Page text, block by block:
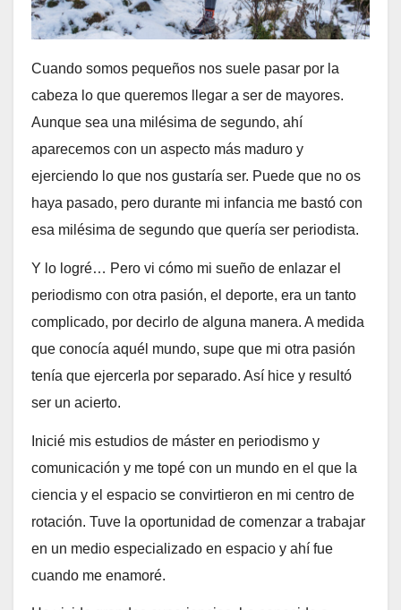
Cuando somos pequeños nos suele pasar por la
cabeza lo que queremos llegar a ser de mayores.
Aunque sea una milésima de segundo, ahí
aparecemos con un aspecto más maduro y
ejerciendo lo que nos gustaría ser. Puede que no os
haya pasado, pero durante mi infancia me bastó con
esa milésima de segundo que quería ser periodista.
Y lo logré… Pero vi cómo mi sueño de enlazar el
periodismo con otra pasión, el deporte, era un tanto
complicado, por decirlo de alguna manera. A medida
que conocía aquél mundo, supe que mi otra pasión
tenía que ejercerla por separado. Así hice y resultó
ser un acierto.
Inicié mis estudios de máster en periodismo y
comunicación y me topé con un mundo en el que la
ciencia y el espacio se convirtieron en mi centro de
rotación. Tuve la oportunidad de comenzar a trabajar
en un medio especializado en espacio y ahí fue
cuando me enamoré.